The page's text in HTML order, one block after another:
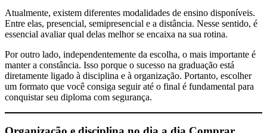
Atualmente, existem diferentes modalidades de ensino disponíveis.
Entre elas, presencial, semipresencial e a distância. Nesse sentido, é
essencial avaliar qual delas melhor se encaixa na sua rotina.
Por outro lado, independentemente da escolha, o mais importante é
manter a constância. Isso porque o sucesso na graduação está
diretamente ligado à disciplina e à organização. Portanto, escolher
um formato que você consiga seguir até o final é fundamental para
conquistar seu diploma com segurança.